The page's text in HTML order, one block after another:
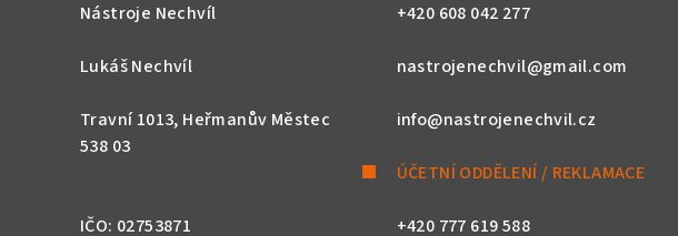
Nástroje Nechvíl
Lukáš Nechvíl
Travní 1013, Heřmanův Městec
538 03
IČO: 02753871
+420 608 042 277
nastrojenechvil@gmail.com
info@nastrojenechvil.cz
ÚČETNÍ ODDĚLENÍ / REKLAMACE
+420 777 619 588